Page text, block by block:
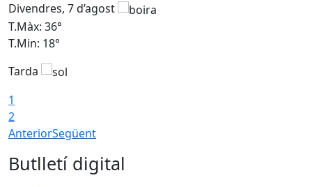
Divendres, 7 d’agost
T.Màx: 36°
T.Min: 18°
Tarda
1
2
AnteriorSegüent
Butlletí digital